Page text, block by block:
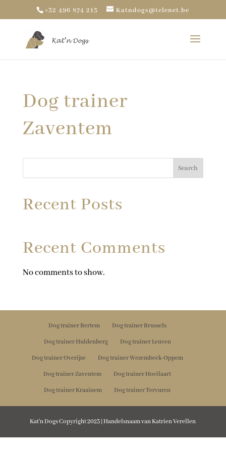
+32 496 874 213 Katndogs@telenet.be
Dog trainer
Zaventem
Search
Recent Posts
Recent Comments
No comments to show.
Dog trainer Bertem Dog trainer Brussels
Dog trainer Huldenberg Dog trainer Leuven
Dog trainer Overijse Dog trainer Wezembeek-Oppem
Dog trainer Zaventem Dog trainer Hoeilaart
Dog trainer Kraainem Dog trainer Tervuren
Kat'n Dogs Copyright 2023 | Handelsnaam van Katrien Verellen